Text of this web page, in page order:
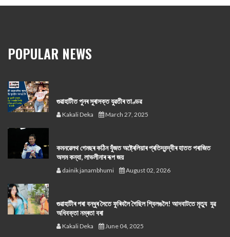
POPULAR NEWS
গুৱাহাটীত পুনৰ সুৰাসক্ত যুৱতীৰ তাণ্ডৱ
Kakali Deka March 27, 2025
কমনৱেলথ গেমছৰ কঠিন যুঁজত অষ্ট্ৰেলিয়াৰ প্ৰতিদ্বন্দ্বীৰ হাতত পৰাজিত
অসম কন্যা, লাভলীনাৰ ৰূপ জয়
dainik janambhumi August 02, 2026
গুৱাহাটীৰ পৰা বন্ধুৰ সৈতে ফুৰিবলৈ গৈছিল শ্বিলঙলৈ! আদবাটতে মৃত্যু যুৱ
অধিবক্তা নম্ৰতা বৰা
Kakali Deka June 04, 2025